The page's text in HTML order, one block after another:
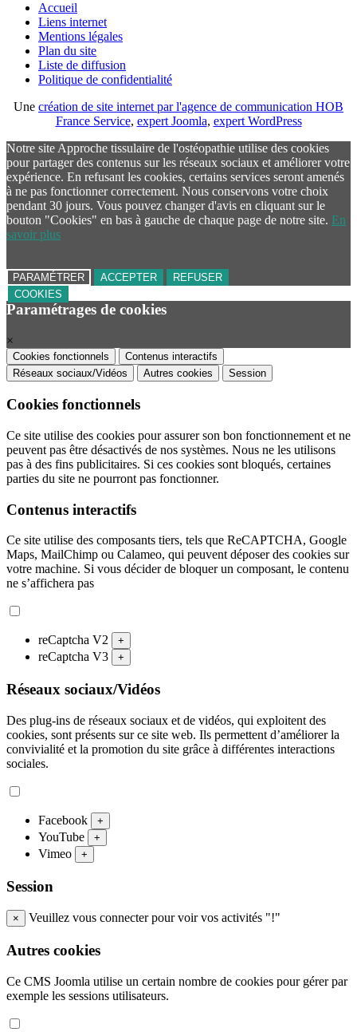
Accueil
Liens internet
Mentions légales
Plan du site
Liste de diffusion
Politique de confidentialité
Une création de site internet par l'agence de communication HOB
France Service, expert Joomla, expert WordPress
Notre site Approche tissulaire de l'ostéopathie utilise des cookies
pour partager des contenus sur les réseaux sociaux et améliorer votre
expérience. En refusant les cookies, certains services seront amenés
à ne pas fonctionner correctement. Nous conservons votre choix
pendant 30 jours. Vous pouvez changer d'avis en cliquant sur le
bouton "Cookies" en bas à gauche de chaque page de notre site. En
savoir plus
PARAMÉTRER ACCEPTER
REFUSER
COOKIES
Paramétrages de cookies
×
Cookies fonctionnels
Contenus interactifs
Réseaux sociaux/Vidéos
Autres cookies Session
Cookies fonctionnels
Ce site utilise des cookies pour assurer son bon fonctionnement et ne
peuvent pas être désactivés de nos systèmes. Nous ne les utilisons
pas à des fins publicitaires. Si ces cookies sont bloqués, certaines
parties du site ne pourront pas fonctionner.
Contenus interactifs
Ce site utilise des composants tiers, tels que ReCAPTCHA, Google
Maps, MailChimp ou Calameo, qui peuvent déposer des cookies sur
votre machine. Si vous décider de bloquer un composant, le contenu
ne s’affichera pas
reCaptcha V2 +
reCaptcha V3 +
Réseaux sociaux/Vidéos
Des plug-ins de réseaux sociaux et de vidéos, qui exploitent des
cookies, sont présents sur ce site web. Ils permettent d’améliorer la
convivialité et la promotion du site grâce à différentes interactions
sociales.
Facebook +
YouTube +
Vimeo +
Session
× Veuillez vous connecter pour voir vos activités "!"
Autres cookies
Ce CMS Joomla utilise un certain nombre de cookies pour gérer par
exemple les sessions utilisateurs.